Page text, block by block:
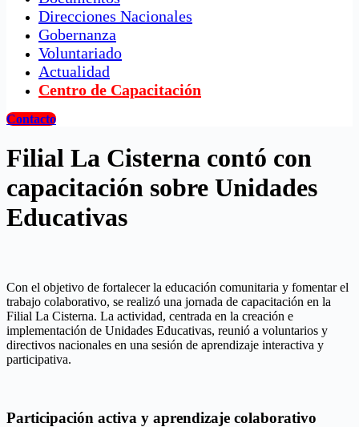
Direcciones Nacionales
Gobernanza
Voluntariado
Actualidad
Centro de Capacitación
Contacto
Filial La Cisterna contó con
capacitación sobre Unidades
Educativas
Con el objetivo de fortalecer la educación comunitaria y fomentar el
trabajo colaborativo, se realizó una jornada de capacitación en la
Filial La Cisterna. La actividad, centrada en la creación e
implementación de Unidades Educativas, reunió a voluntarios y
directivos nacionales en una sesión de aprendizaje interactiva y
participativa.
Participación activa y aprendizaje colaborativo